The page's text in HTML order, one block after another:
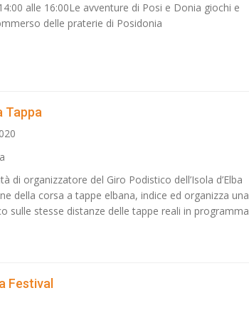
alle 16:00Le avventure di Posi e Donia giochi e
delle praterie di Posidonia
Tappa
di organizzatore del Giro Podistico dell’Isola d’Elba
della corsa a tappe elbana, indice ed organizza una
sulle stesse distanze delle tappe reali in programma
Festival